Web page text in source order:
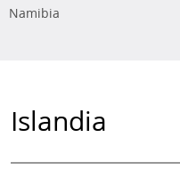
Namibia
Islandia